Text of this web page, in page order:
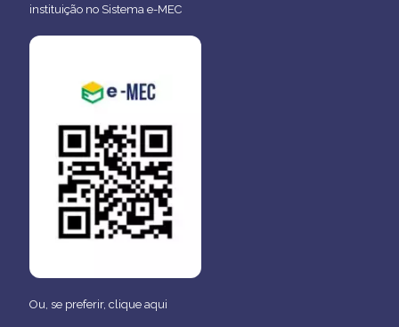
instituição no Sistema e-MEC
Ou, se preferir, clique aqui